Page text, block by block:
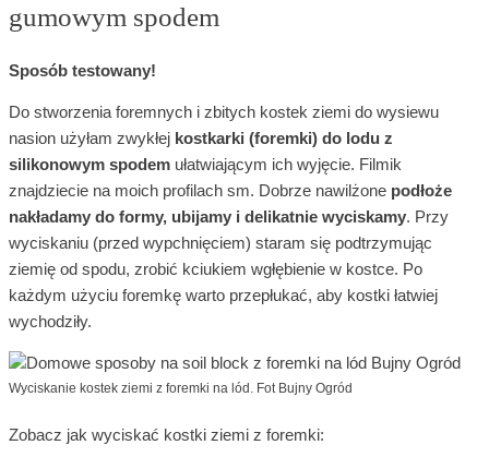
gumowym spodem
Sposób testowany!
Do stworzenia foremnych i zbitych kostek ziemi do wysiewu
nasion użyłam zwykłej kostkarki (foremki) do lodu z
silikonowym spodem ułatwiającym ich wyjęcie. Filmik
znajdziecie na moich profilach sm. Dobrze nawilżone podłoże
nakładamy do formy, ubijamy i delikatnie wyciskamy. Przy
wyciskaniu (przed wypchnięciem) staram się podtrzymując
ziemię od spodu, zrobić kciukiem wgłębienie w kostce. Po
każdym użyciu foremkę warto przepłukać, aby kostki łatwiej
wychodziły.
Wyciskanie kostek ziemi z foremki na lód. Fot Bujny Ogród
Zobacz jak wyciskać kostki ziemi z foremki: